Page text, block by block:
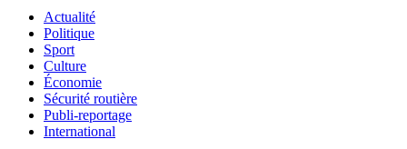
Actualité
Politique
Sport
Culture
Économie
Sécurité routière
Publi-reportage
International